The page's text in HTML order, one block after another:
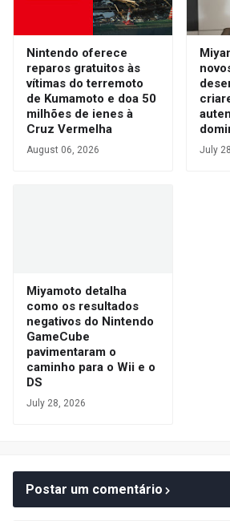
Nintendo oferece
reparos gratuitos às
vítimas do terremoto
de Kumamoto e doa 50
milhões de ienes à
Cruz Vermelha
August 06, 2026 July
Miyamoto detalha
como os resultados
negativos do Nintendo
GameCube
pavimentaram o
caminho para o Wii e o
DS
July 28, 2026
Postar um comentário